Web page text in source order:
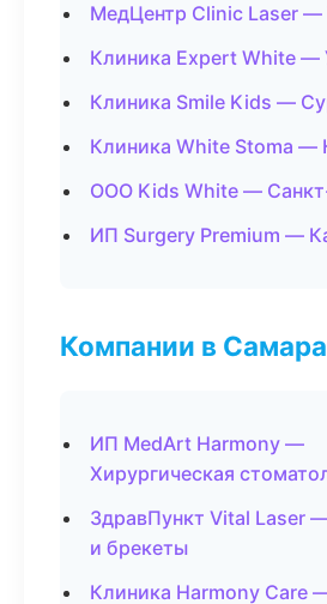
МедЦентр Clinic Laser —
Клиника Expert White —
Клиника Smile Kids —
Клиника White Stoma —
ООО Kids White —
ИП Surgery Premium —
Компании в Самара
ИП MedArt Harmony —
Хирургическая
ЗдравПункт Vital Laser
и брекеты
Клиника Harmony Care